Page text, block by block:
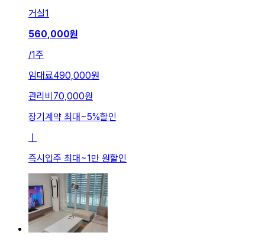
거실1
560,000원
/1주
임대료490,000원
관리비 70,000원
장기계약 최대 ~5%할인
즉시입주 최대 ~1만 원할인